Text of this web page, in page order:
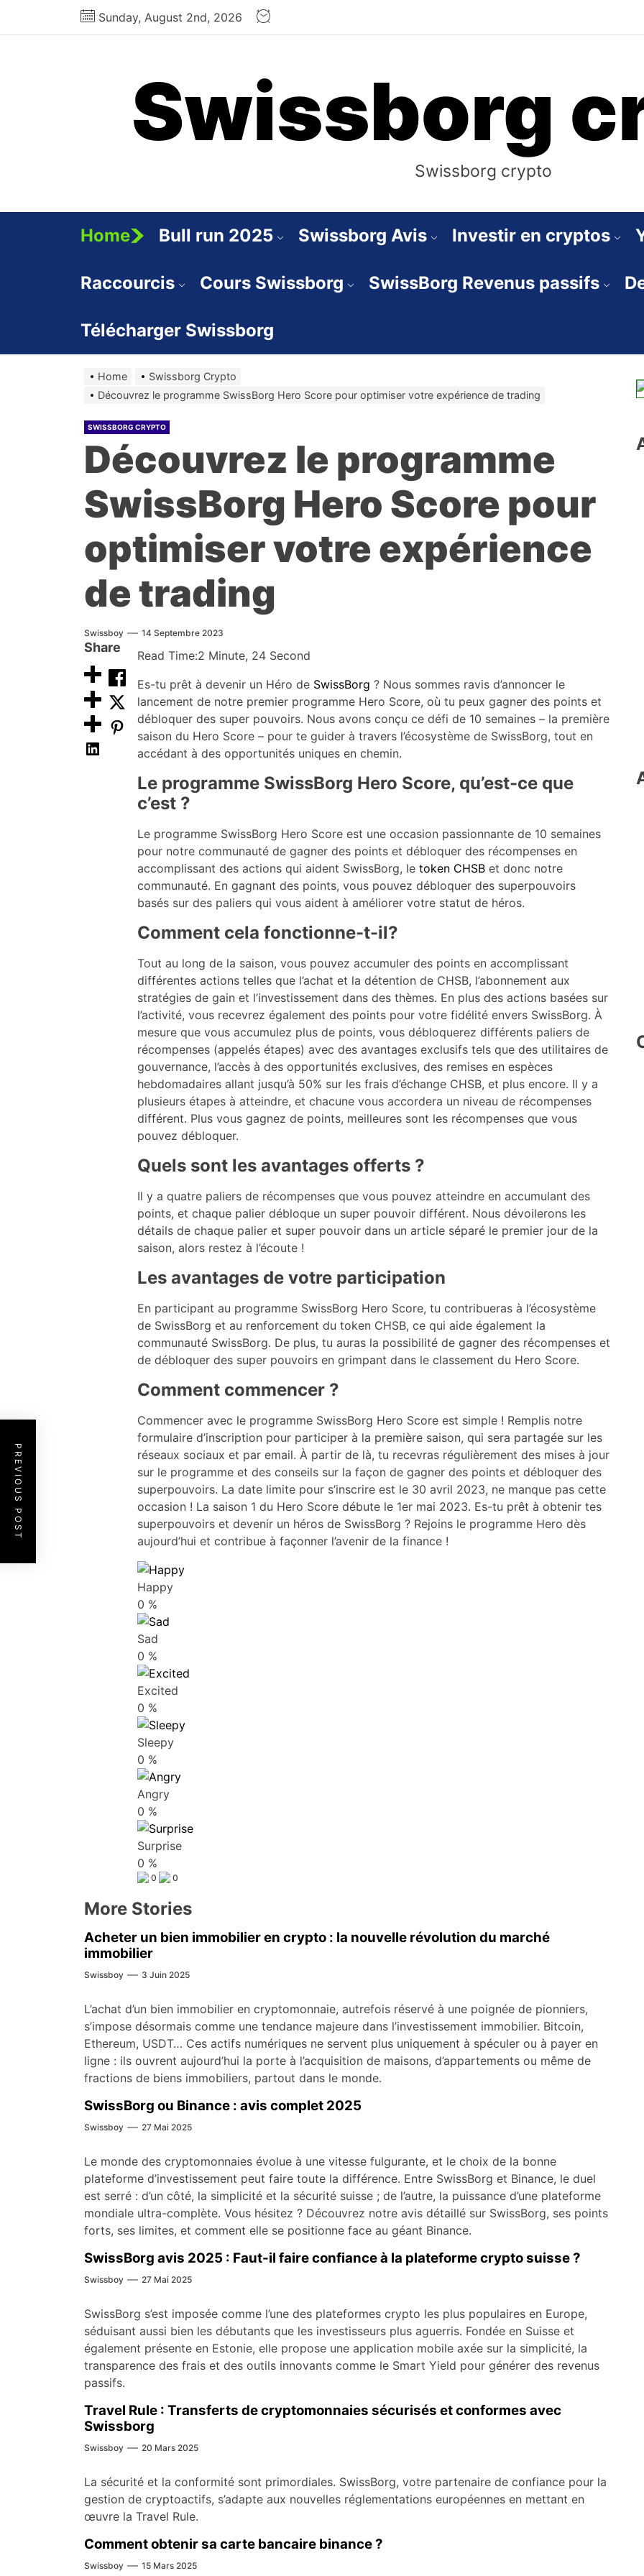
Sunday, August 2nd, 2026
Swissborg
Swissborg crypto
Home Bull run 2025 Swissborg Avis Investir en cryptos
Raccourcis Cours Swissborg SwissBorg Revenus passifs
Télécharger Swissborg
Home
Swissborg Crypto
Découvrez le programme SwissBorg Hero Score pour optimiser votre expérience de trading
SWISSBORG CRYPTO
Découvrez le programme
SwissBorg Hero Score pour
optimiser votre expérience
de trading
Swissboy 14 Septembre 2023
Share
Read Time:2 Minute, 24 Second
Es-tu prêt à devenir un Héro de SwissBorg ? Nous sommes ravis d’annoncer le
lancement de notre premier programme Hero Score, où tu peux gagner des points et
débloquer des super pouvoirs. Nous avons conçu ce défi de 10 semaines – la première
saison du Hero Score – pour te guider à travers l’écosystème de SwissBorg, tout en
accédant à des opportunités uniques en chemin.
Le programme SwissBorg Hero Score, qu’est-ce que
c’est ?
Le programme SwissBorg Hero Score est une occasion passionnante de 10 semaines
pour notre communauté de gagner des points et débloquer des récompenses en
accomplissant des actions qui aident SwissBorg, letoken CHSB et donc notre
communauté. En gagnant des points, vous pouvez débloquer des superpouvoirs
basés sur des paliers qui vous aident à améliorer votre statut de héros.
Comment cela fonctionne-t-il?
Tout au long de la saison, vous pouvez accumuler des points en accomplissant
différentes actions telles que l’achat et la détention de CHSB, l’abonnement aux
stratégies de gain et l’investissement dans des thèmes. En plus des actions basées sur
l’activité, vous recevrez également des points pour votre fidélité envers SwissBorg. À
mesure que vous accumulez plus de points, vous débloquerez différents paliers de
récompenses (appelés étapes) avec des avantages exclusifs tels que des utilitaires de
gouvernance, l’accès à des opportunités exclusives, des remises en espèces
hebdomadaires allant jusqu’à 50% sur les frais d’échange CHSB, et plus encore. Il y a
plusieurs étapes à atteindre, et chacune vous accordera un niveau de récompenses
différent. Plus vous gagnez de points, meilleures sont les récompenses que vous
pouvez débloquer.
Quels sont les avantages offerts ?
Il y a quatre paliers de récompenses que vous pouvez atteindre en accumulant des
points, et chaque palier débloque un super pouvoir différent. Nous dévoilerons les
détails de chaque palier et super pouvoir dans un article séparé le premier jour de la
saison, alors restez à l’écoute !
Les avantages de votre participation
En participant au programme SwissBorg Hero Score, tu contribueras à l’écosystème
de SwissBorg et au renforcement du token CHSB, ce qui aide également la
communauté SwissBorg. De plus, tu auras la possibilité de gagner des récompenses et
de débloquer des super pouvoirs en grimpant dans le classement du Hero Score.
Comment commencer ?
Commencer avec le programme SwissBorg Hero Score est simple ! Remplis notre
formulaire d’inscription pour participer à la première saison, qui sera partagée sur les
réseaux sociaux et par email. À partir de là, tu recevras régulièrement des mises à jour
sur le programme et des conseils sur la façon de gagner des points et débloquer des
superpouvoirs. La date limite pour s’inscrire est le 30 avril 2023, ne manque pas cette
occasion ! La saison 1 du Hero Score débute le 1er mai 2023. Es-tu prêt à obtenir tes
superpouvoirs et devenir un héros de SwissBorg ? Rejoins le programme Hero dès
aujourd’hui et contribue à façonner l’avenir de la finance !
Happy
0 %
Sad
0 %
Excited
0 %
Sleepy
0 %
Angry
0 %
Surprise
0 %
0 0
PREVIOUS POST
More Stories
Acheter un bien immobilier en crypto : la nouvelle révolution du marché
immobilier
Swissboy 3 Juin 2025
L’achat d’un bien immobilier en cryptomonnaie, autrefois réservé à une poignée de pionniers,
s’impose désormais comme une tendance majeure dans l’investissement immobilier. Bitcoin,
Ethereum, USDT… Ces actifs numériques ne servent plus uniquement à spéculer ou à payer en
ligne : ils ouvrent aujourd’hui la porte à l’acquisition de maisons, d’appartements ou même de
fractions de biens immobiliers, partout dans le monde.
SwissBorg ou Binance : avis complet 2025
Swissboy 27 Mai 2025
Le monde des cryptomonnaies évolue à une vitesse fulgurante, et le choix de la bonne
plateforme d’investissement peut faire toute la différence. Entre SwissBorg et Binance, le duel
est serré : d’un côté, la simplicité et la sécurité suisse ; de l’autre, la puissance d’une plateforme
mondiale ultra-complète. Vous hésitez ? Découvrez notre avis détaillé sur SwissBorg, ses points
forts, ses limites, et comment elle se positionne face au géant Binance.
SwissBorg avis 2025 : Faut-il faire confiance à la plateforme crypto suisse ?
Swissboy 27 Mai 2025
SwissBorg s’est imposée comme l’une des plateformes crypto les plus populaires en Europe,
séduisant aussi bien les débutants que les investisseurs plus aguerris. Fondée en Suisse et
également présente en Estonie, elle propose une application mobile axée sur la simplicité, la
transparence des frais et des outils innovants comme le Smart Yield pour générer des revenus
passifs.
Travel Rule : Transferts de cryptomonnaies sécurisés et conformes avec
Swissborg
Swissboy 20 Mars 2025
La sécurité et la conformité sont primordiales. SwissBorg, votre partenaire de confiance pour la
gestion de cryptoactifs, s’adapte aux nouvelles réglementations européennes en mettant en
œuvre la Travel Rule.
Comment obtenir sa carte bancaire binance ?
Swissboy 15 Mars 2025